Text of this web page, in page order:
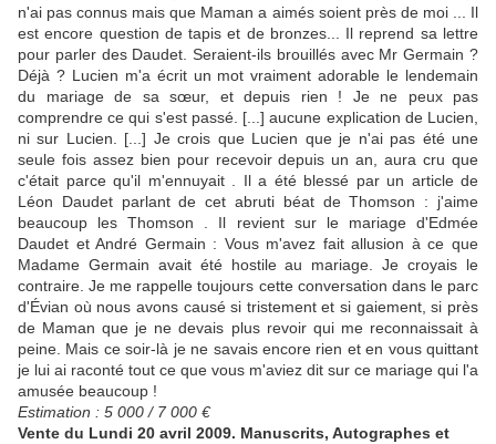
n'ai pas connus mais que Maman a aimés soient près de moi ... Il
est encore question de tapis et de bronzes... Il reprend sa lettre
pour parler des Daudet. Seraient-ils brouillés avec Mr Germain ?
Déjà ? Lucien m'a écrit un mot vraiment adorable le lendemain
du mariage de sa sœur, et depuis rien ! Je ne peux pas
comprendre ce qui s'est passé. [...] aucune explication de Lucien,
ni sur Lucien. [...] Je crois que Lucien que je n'ai pas été une
seule fois assez bien pour recevoir depuis un an, aura cru que
c'était parce qu'il m'ennuyait . Il a été blessé par un article de
Léon Daudet parlant de cet abruti béat de Thomson : j'aime
beaucoup les Thomson . Il revient sur le mariage d'Edmée
Daudet et André Germain : Vous m'avez fait allusion à ce que
Madame Germain avait été hostile au mariage. Je croyais le
contraire. Je me rappelle toujours cette conversation dans le parc
d'Évian où nous avons causé si tristement et si gaiement, si près
de Maman que je ne devais plus revoir qui me reconnaissait à
peine. Mais ce soir-là je ne savais encore rien et en vous quittant
je lui ai raconté tout ce que vous m'aviez dit sur ce mariage qui l'a
amusée beaucoup !
Estimation : 5 000 / 7 000 €
Vente du Lundi 20 avril 2009. Manuscrits, Autographes et